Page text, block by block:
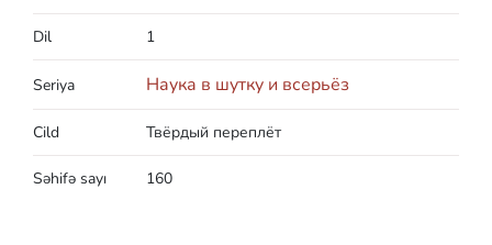
Dil 1
Seriya Наука в шутку и всерьёз
Cild Твёрдый переплёт
Səhifə sayı 160